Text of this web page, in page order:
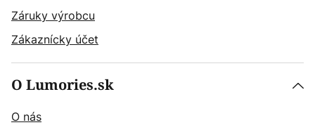
Záruky výrobcu
Zákaznícky účet
O Lumories.sk
O nás